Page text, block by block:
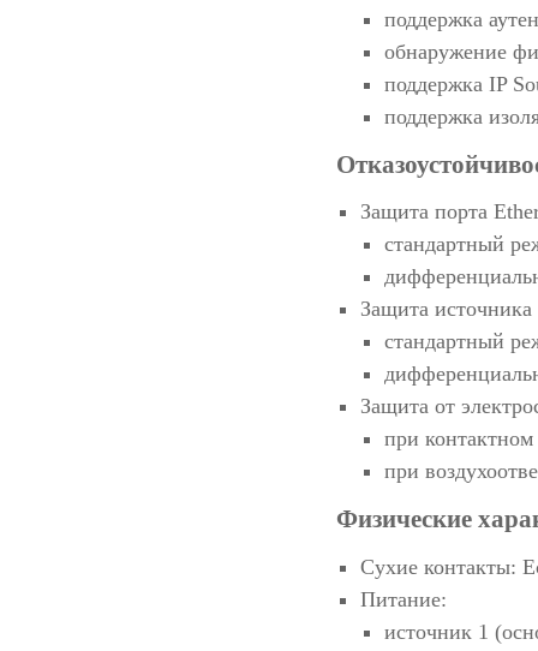
поддержка
обнаружение
поддержка IP
поддержка
Защита порта
стандартный
Защита
стандартный
Защита от
при
при
Физические
Сухие контакты:
Питание:
источник 1